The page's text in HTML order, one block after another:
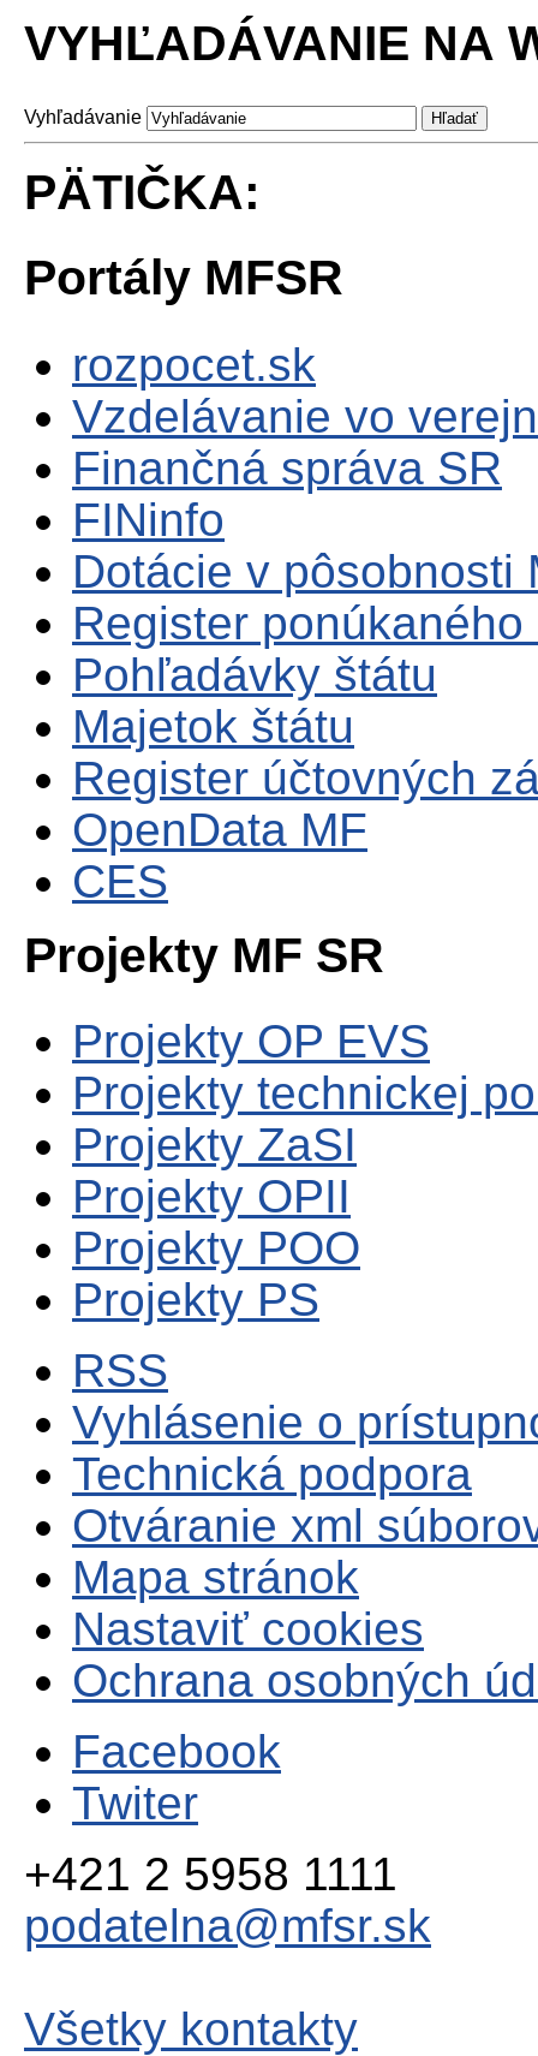
VYHĽADÁVANIE NA
Vyhľadávanie
PÄTIČKA:
Portály MFSR
rozpocet.sk
Vzdelávanie vo
Finančná správa SR
FINinfo
Dotácie v pôsobnosti
Register
Pohľadávky štátu
Majetok štátu
Register účtovných
OpenData MF
CES
Projekty MF SR
Projekty OP EVS
Projekty technickej
Projekty ZaSI
Projekty OPII
Projekty POO
Projekty PS
RSS
Vyhlásenie o
Technická podpora
Otváranie xml
Mapa stránok
Nastaviť cookies
Ochrana osobných
Facebook
Twiter
+421 2 5958 1111
podatelna@mfsr.sk
Všetky kontakty